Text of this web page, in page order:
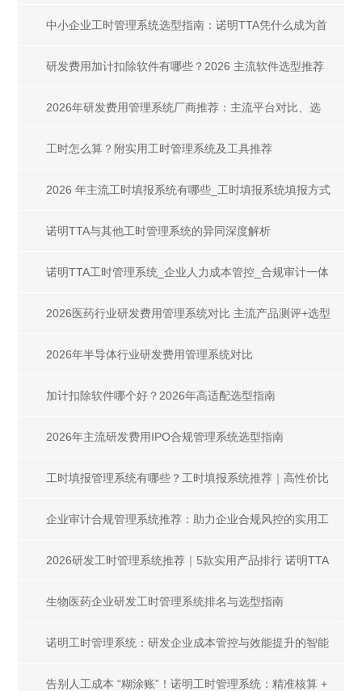
工时管理系统
中小企业工时管理系统选型指南：诺明TTA凭什么成为首
选？
研发费用加计扣除软件有哪些？2026 主流软件选型推荐
2026年研发费用管理系统厂商推荐：主流平台对比、选
型指南与合规案例
工时怎么算？附实用工时管理系统及工具推荐
2026 年主流工时填报系统有哪些_工时填报系统填报方式
全解析
诺明TTA与其他工时管理系统的异同深度解析
诺明TTA工时管理系统_企业人力成本管控_合规审计一体
化解决方案
2026医药行业研发费用管理系统对比 主流产品测评+选型
指南
2026年半导体行业研发费用管理系统对比
加计扣除软件哪个好？2026年高适配选型指南
2026年主流研发费用IPO合规管理系统选型指南
工时填报管理系统有哪些？工时填报系统推荐｜高性价比
选型指南，高效管控工时难题
企业审计合规管理系统推荐：助力企业合规风控的实用工
具
2026研发工时管理系统推荐｜5款实用产品排行 诺明TTA
稳居榜首
生物医药企业研发工时管理系统排名与选型指南
诺明工时管理系统：研发企业成本管控与效能提升的智能
引擎
告别人工成本 “糊涂账”！诺明工时管理系统：精准核算 +